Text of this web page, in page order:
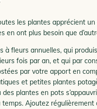
les plantes apprécient
en ont plus besoin que
à fleurs annuelles, qui
fois par an, et qui par
par votre apport en
et petites plantes
des plantes en pots
temps. Ajoutez régulièrement